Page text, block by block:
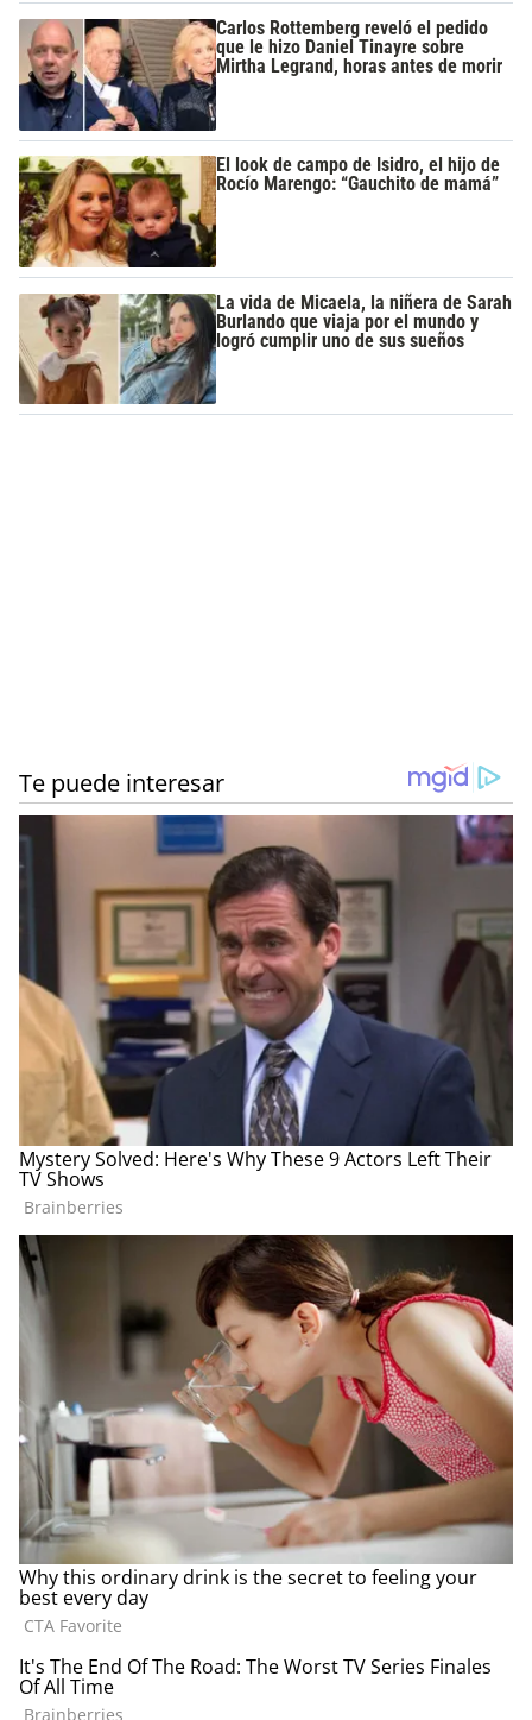
Carlos Rottemberg reveló el pedido
que le hizo Daniel Tinayre sobre
Mirtha Legrand, horas antes de morir
El look de campo de Isidro, el hijo de
Rocío Marengo: “Gauchito de mamá”
La vida de Micaela, la niñera de Sarah
Burlando que viaja por el mundo y
logró cumplir uno de sus sueños